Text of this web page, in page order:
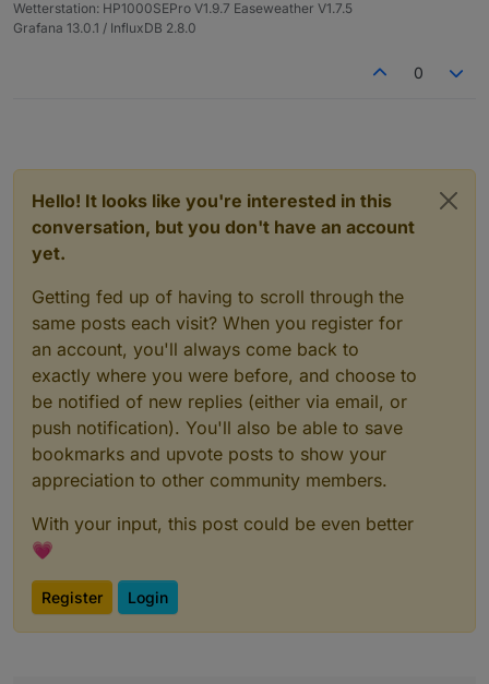
Wetterstation: HP1000SEPro V1.9.7 Easeweather V1.7.5
Grafana 13.0.1 / InfluxDB 2.8.0
0
Hello! It looks like you're interested in this
conversation, but you don't have an account
yet.
Getting fed up of having to scroll through the
same posts each visit? When you register for
an account, you'll always come back to
exactly where you were before, and choose to
be notified of new replies (either via email, or
push notification). You'll also be able to save
bookmarks and upvote posts to show your
appreciation to other community members.
With your input, this post could be even better
💗
Register Login